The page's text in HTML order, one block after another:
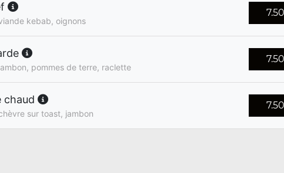
kebab, oignons
7.50
pommes de terre, raclette
7.50
chaud
sur toast, jambon
7.50